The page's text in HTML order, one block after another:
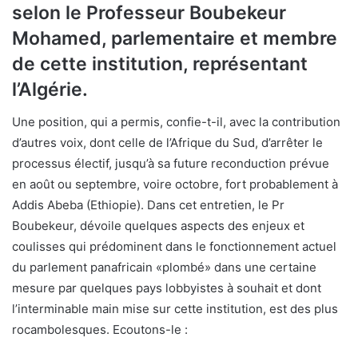
selon le Professeur Boubekeur
Mohamed, parlementaire et membre
de cette institution, représentant
l’Algérie.
Une position, qui a permis, confie-t-il, avec la contribution
d’autres voix, dont celle de l’Afrique du Sud, d’arrêter le
processus électif, jusqu’à sa future reconduction prévue
en août ou septembre, voire octobre, fort probablement à
Addis Abeba (Ethiopie). Dans cet entretien, le Pr
Boubekeur, dévoile quelques aspects des enjeux et
coulisses qui prédominent dans le fonctionnement actuel
du parlement panafricain «plombé» dans une certaine
mesure par quelques pays lobbyistes à souhait et dont
l’interminable main mise sur cette institution, est des plus
rocambolesques. Ecoutons-le :